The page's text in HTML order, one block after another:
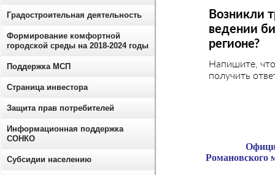
Возникли
ведении
регионе?
Напишите,
получить
Романовского
Градостроительная деятельность
Формирование комфортной
городской среды на 2018-2024 годы
Поддержка МСП
Страница инвестора
Защита прав потребителей
Информационная поддержка
СОНКО
Субсидии населению